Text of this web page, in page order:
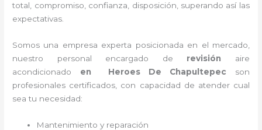
total, compromiso, confianza, disposición, superando así las
expectativas.
Somos una empresa experta posicionada en el mercado,
nuestro personal encargado de revisión aire
acondicionado en Heroes De Chapultepec
son
profesionales certificados, con capacidad de atender cual
sea tu necesidad:
Mantenimiento y reparación